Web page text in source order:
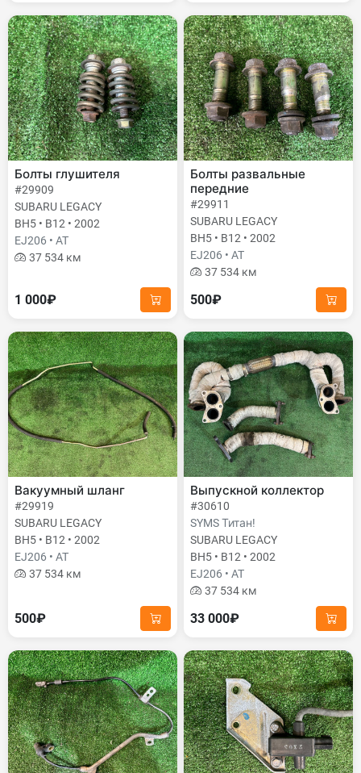
Болты глушителя
#29909
SUBARU LEGACY
BH5 • B12 • 2002
EJ206 • AT
37 534 км
1 000₽
Болты развальные
передние
#29911
SUBARU LEGACY
BH5 • B12 • 2002
EJ206 • AT
37 534 км
500₽
Вакуумный шланг
#29919
SUBARU LEGACY
BH5 • B12 • 2002
EJ206 • AT
37 534 км
500₽
Выпускной коллектор
#30610
SYMS Титан!
SUBARU LEGACY
BH5 • B12 • 2002
EJ206 • AT
37 534 км
33 000₽